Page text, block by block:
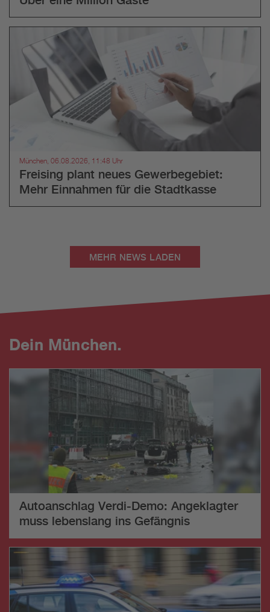
München, 06.08.2026, 11:48 Uhr
Freising plant neues Gewerbegebiet:
Mehr Einnahmen für die Stadtkasse
MEHR NEWS LADEN
Dein München.
Autoanschlag Verdi-Demo: Angeklagter
muss lebenslang ins Gefängnis